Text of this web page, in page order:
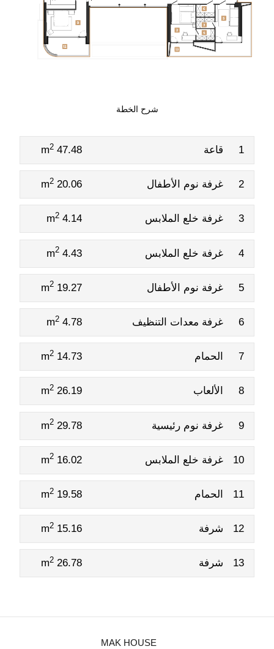
شرح الخطة
1 قاعة 47.48 m
2
2 غرفة نوم الأطفال 20.06 m
2
3 غرفة خلع الملابس 4.14 m
2
4 غرفة خلع الملابس 4.43 m
2
5 غرفة نوم الأطفال 19.27 m
2
6 غرفة معدات التنظيف 4.78 m
2
7 الحمام 14.73 m
2
8 الألعاب 26.19 m
2
9 غرفة نوم رئيسية 29.78 m
2
10 غرفة خلع الملابس 16.02 m
2
11 الحمام 19.58 m
2
12 شرفة 15.16 m
2
13 شرفة 26.78 m
2
MAK HOUSE